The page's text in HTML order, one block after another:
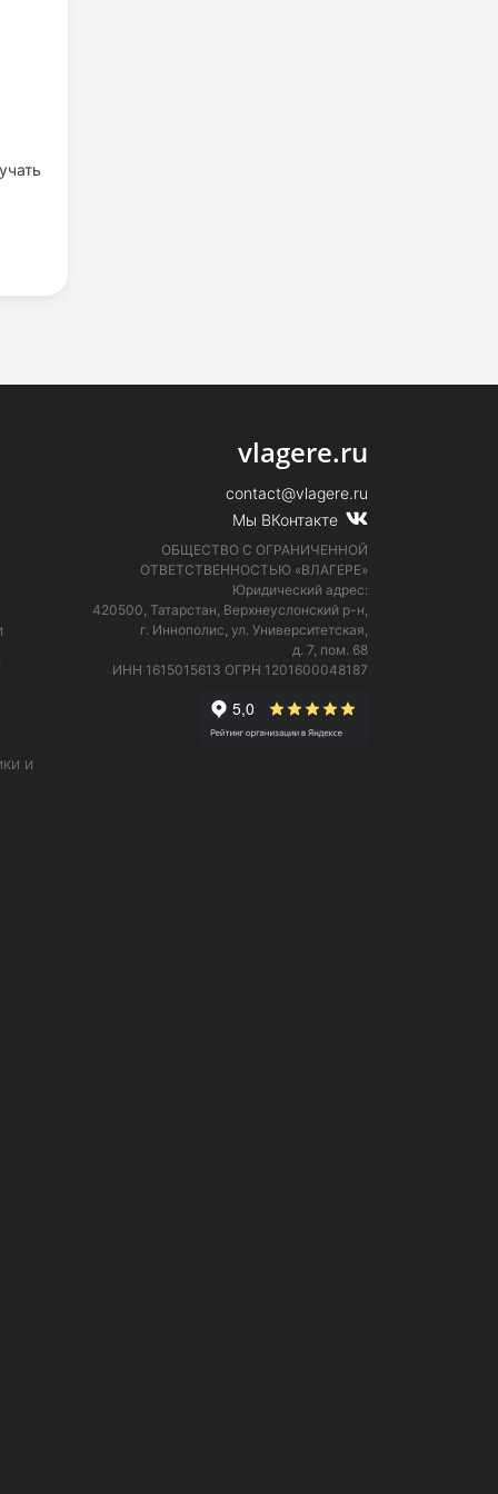
и
vlagere.ru
contact@vlagere.ru
Мы ВКонтакте
ОБЩЕСТВО С ОГРАНИЧЕННОЙ
ОТВЕТСТВЕННОСТЬЮ «ВЛАГЕРЕ»
Юридический адрес:
420500, Татарстан, Верхнеуслонский р-н,
г. Иннополис, ул. Университетская,
д. 7, пом. 68
ИНН 1615015613 ОГРН 1201600048187